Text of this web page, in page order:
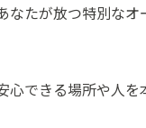
なたが放つ特別な
できる場所や人を